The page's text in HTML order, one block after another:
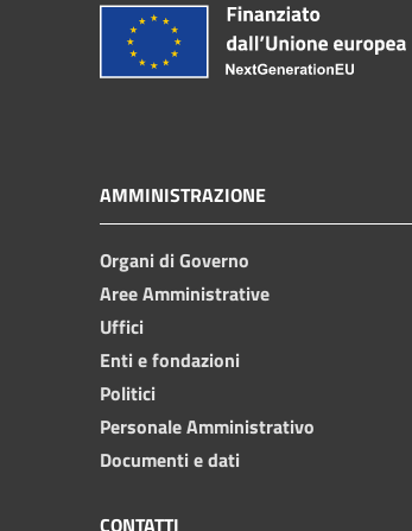
AMMINISTRAZIONE
Organi di Governo
Aree Amministrative
Uffici
Enti e fondazioni
Politici
Personale Amministrativo
Documenti e dati
CONTATTI